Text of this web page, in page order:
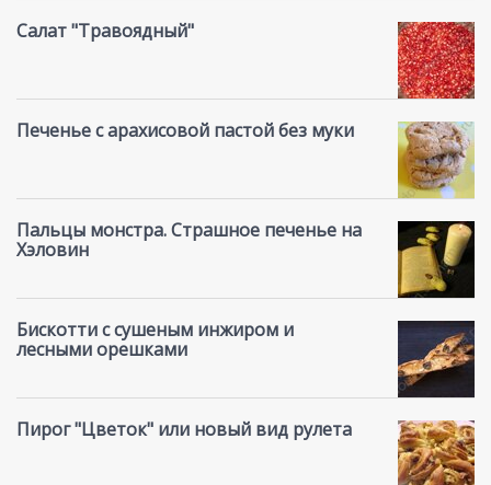
Салат "Травоядный"
Печенье с арахисовой пастой без муки
Пальцы монстра. Страшное печенье на
Хэловин
Бискотти с сушеным инжиром и
лесными орешками
Пирог "Цветок" или новый вид рулета